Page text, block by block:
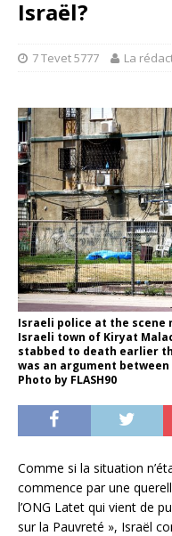
Israël?
7 Tevet 5777 La
Israeli police at the scene
Israeli town of Kiryat
stabbed to death earlier
was an argument between
Photo by FLASH90
Comme si la situation
commence par une
l’ONG Latet qui vient de
sur la Pauvreté », Israël